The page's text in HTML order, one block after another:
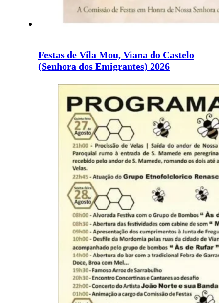
Festas de Vila Mou, Viana do Castelo
(Senhora dos Emigrantes) 2026